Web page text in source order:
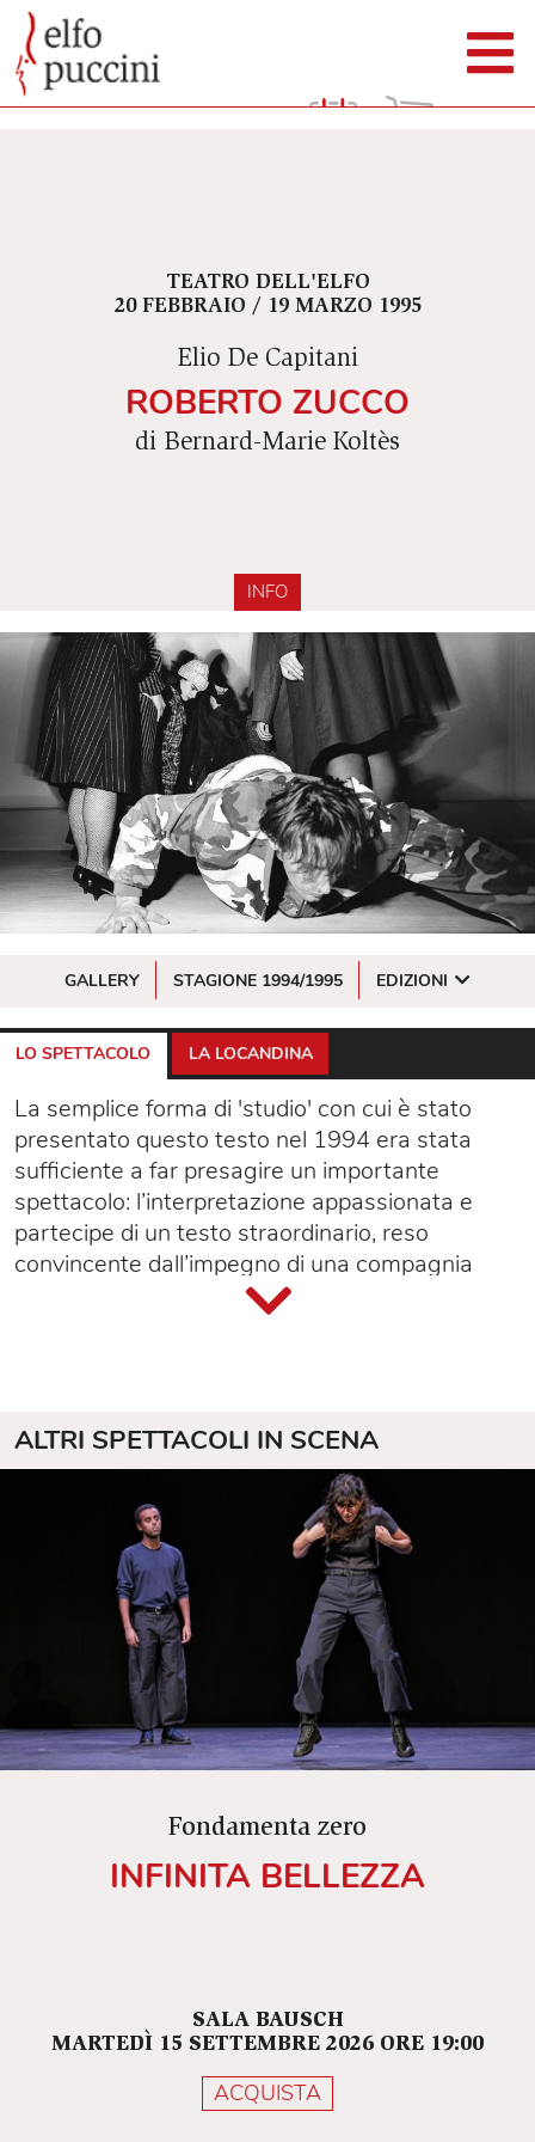
TEATRO DELL'ELFO
20 FEBBRAIO / 19 MARZO 1995
Elio De Capitani
ROBERTO ZUCCO
di Bernard-Marie Koltès
INFO
GALLERY STAGIONE 1994/1995 EDIZIONI
LO SPETTACOLO LA LOCANDINA
La semplice forma di 'studio' con cui è stato
presentato questo testo nel 1994 era stata
sufficiente a far presagire un importante
spettacolo: l’interpretazione appassionata e
partecipe di un testo straordinario, reso
convincente dall’impegno di una compagnia
omogenea che riesce a rendere paradigmatico
ALTRI SPETTACOLI IN SCENA
Fondamenta zero
INFINITA BELLEZZA
SALA BAUSCH
MARTEDÌ 15 SETTEMBRE 2026 ORE 19:00
ACQUISTA